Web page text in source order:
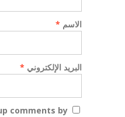
الاسم *
البريد الإلكتروني *
comments by